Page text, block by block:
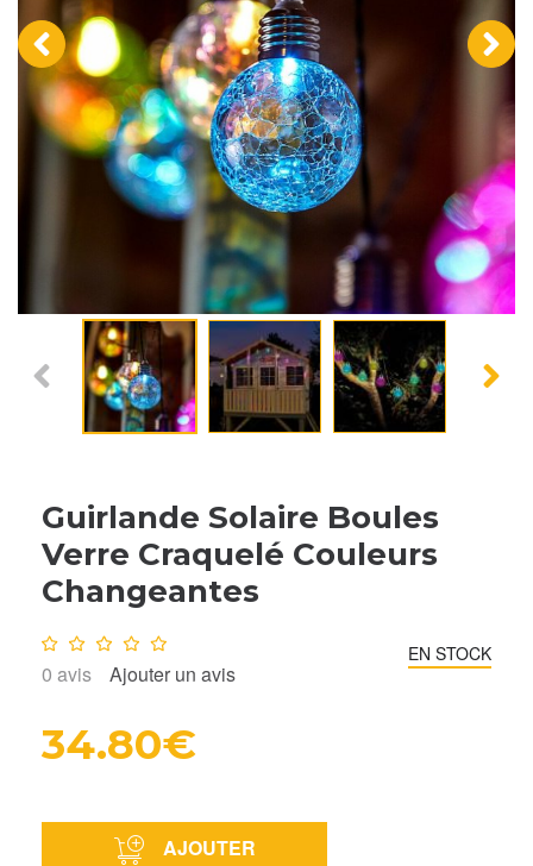
‹ ›
Guirlande Solaire Boules
Verre Craquelé Couleurs
Changeantes
Note : 0/10
0 avis Ajouter un avis
EN STOCK
34.80€
AJOUTER